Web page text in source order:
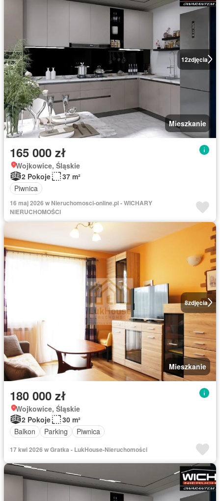
12zdjęcia
Mieszkanie
165 000 zł
Wojkowice, Śląskie
2 Pokoje
37 m²
Piwnica
16 maj 2026 w Nieruchomosci-online.pl - WICHARY
NIERUCHOMOŚCI
8zdjęcia
Mieszkanie
180 000 zł
Wojkowice, Śląskie
2 Pokoje
30 m²
Balkon
Parking Piwnica
17 kwi 2026 w Gratka - LukHouse-Nieruchomości